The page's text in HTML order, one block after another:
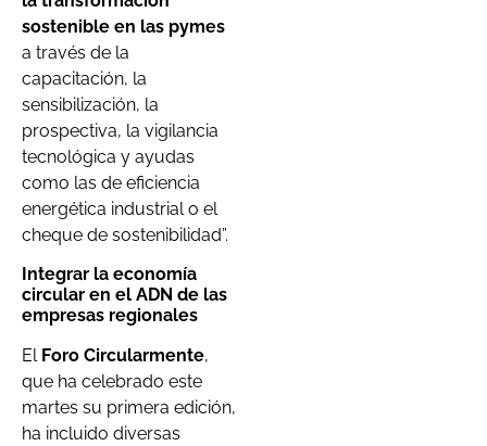
sostenible en las pymes
a través de la
capacitación, la
sensibilización, la
prospectiva, la vigilancia
tecnológica y ayudas
como las de eficiencia
energética industrial o el
cheque de sostenibilidad”.
Integrar la economía
circular en el ADN de las
empresas regionales
El Foro Circularmente,
que ha celebrado este
martes su primera edición,
ha incluido diversas